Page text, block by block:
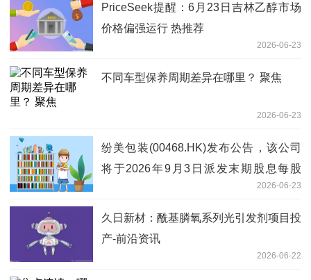
PriceSeek提醒：6月23日吉林乙醇市场
价格偏强运行 热推荐
2026-06-23
不同车型保养周期差异在哪里？ 聚焦
2026-06-23
纷美包装(00468.HK)发布公告，该公司
将于2026年9月3日派发末期股息每股
2026-06-23
久日新材：酰基膦氧系列光引发剂项目投
产-前沿资讯
2026-06-22